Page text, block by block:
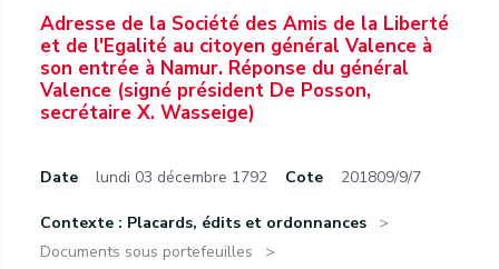
Adresse de la Société des Amis de la Liberté
et de l'Egalité au citoyen général Valence à
son entrée à Namur. Réponse du général
Valence (signé président De Posson,
secrétaire X. Wasseige)
Date lundi 03 décembre 1792 Cote 201809/9/7
Contexte : Placards, édits et ordonnances
Documents sous portefeuilles